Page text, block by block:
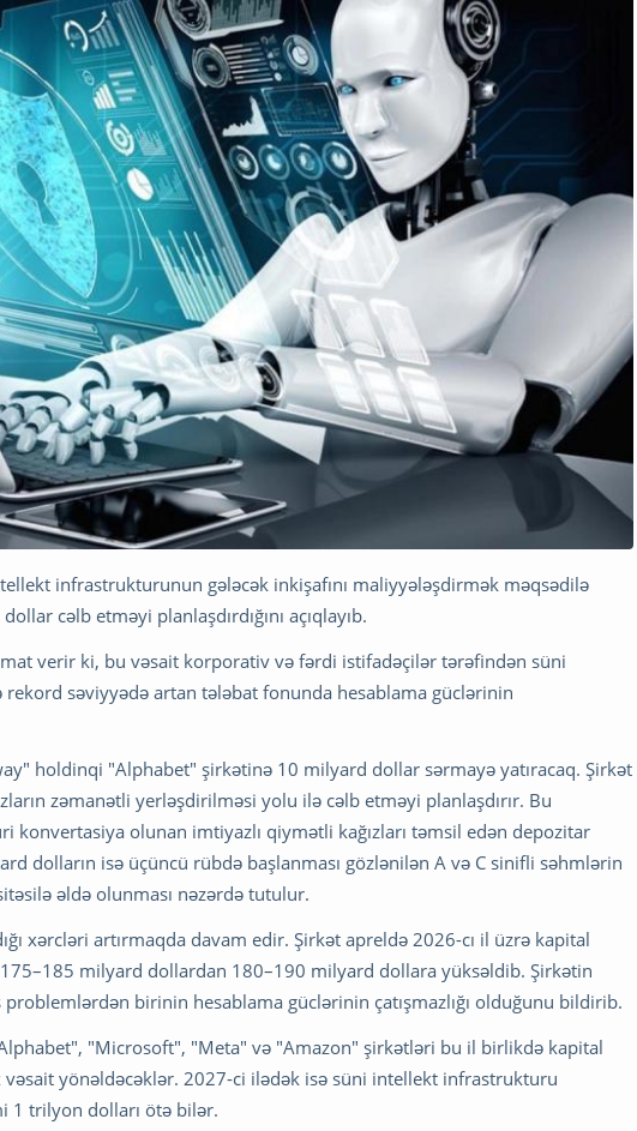
infrastrukturunun gələcək inkişafını maliyyələşdirmək məqsədilə
cəlb etməyi planlaşdırdığını açıqlayıb.
verir ki, bu vəsait korporativ və fərdi istifadəçilər tərəfindən süni
səviyyədə artan tələbat fonunda hesablama güclərinin
holdinqi "Alphabet" şirkətinə 10 milyard dollar sərmayə yatıracaq. Şirkət
zəmanətli yerləşdirilməsi yolu ilə cəlb etməyi planlaşdırır. Bu
konvertasiya olunan imtiyazlı qiymətli kağızları təmsil edən depozitar
dolların isə üçüncü rübdə başlanması gözlənilən A və C sinifli səhmlərin
əldə olunması nəzərdə tutulur.
xərcləri artırmaqda davam edir. Şirkət apreldə 2026-cı il üzrə kapital
milyard dollardan 180–190 milyard dollara yüksəldib. Şirkətin
birinin hesablama güclərinin çatışmazlığı olduğunu bildirib.
"Microsoft", "Meta" və "Amazon" şirkətləri bu il birlikdə kapital
yönəldəcəklər. 2027-ci ilədək isə süni intellekt infrastrukturu
1 trilyon dolları ötə bilər.